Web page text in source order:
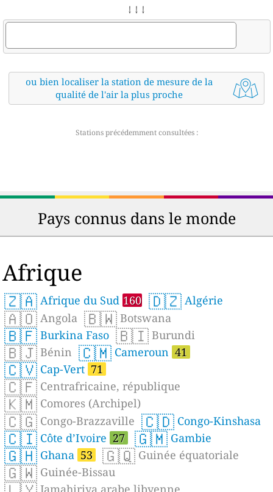
↓ ↓ ↓
ou bien localiser la station de mesure de la
qualité de l'air la plus proche
Stations précédemment consultées :
Pays connus dans le monde
Afrique
🇿🇦 Afrique du Sud 160 🇩🇿 Algérie
🇦🇴 Angola 🇧🇼 Botswana
🇧🇫 Burkina Faso 🇧🇮 Burundi
🇧🇯 Bénin 🇨🇲 Cameroun 41
🇨🇻 Cap-Vert 71
🇨🇫 Centrafricaine, république
🇰🇲 Comores (Archipel)
🇨🇬 Congo-Brazzaville 🇨🇩 Congo-Kinshasa
🇨🇮 Côte d’Ivoire 27 🇬🇲 Gambie
🇬🇭 Ghana 53 🇬🇶 Guinée équatoriale
🇬🇼 Guinée-Bissau